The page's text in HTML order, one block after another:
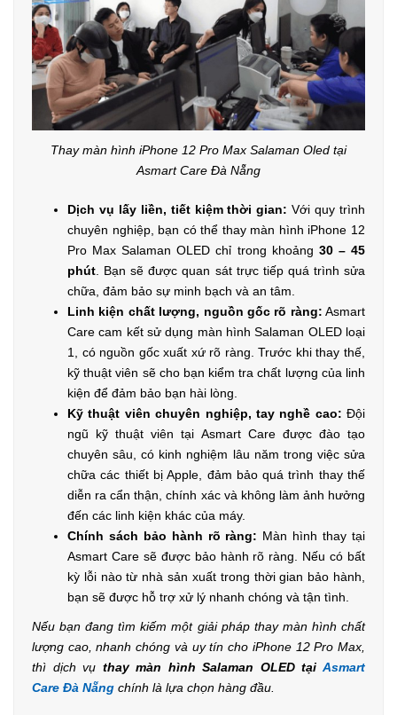
Thay màn hình iPhone 12 Pro Max Salaman Oled tại
Asmart Care Đà Nẵng
Dịch vụ lấy liền, tiết kiệm thời gian: Với quy trình
chuyên nghiệp, bạn có thể thay màn hình iPhone 12
Pro Max Salaman OLED chỉ trong khoảng 30 – 45
phút. Bạn sẽ được quan sát trực tiếp quá trình sửa
chữa, đảm bảo sự minh bạch và an tâm.
Linh kiện chất lượng, nguồn gốc rõ ràng: Asmart
Care cam kết sử dụng màn hình Salaman OLED loại
1, có nguồn gốc xuất xứ rõ ràng. Trước khi thay thế,
kỹ thuật viên sẽ cho bạn kiểm tra chất lượng của linh
kiện để đảm bảo bạn hài lòng.
Kỹ thuật viên chuyên nghiệp, tay nghề cao: Đội
ngũ kỹ thuật viên tại Asmart Care được đào tạo
chuyên sâu, có kinh nghiệm lâu năm trong việc sửa
chữa các thiết bị Apple, đảm bảo quá trình thay thế
diễn ra cẩn thận, chính xác và không làm ảnh hưởng
đến các linh kiện khác của máy.
Chính sách bảo hành rõ ràng: Màn hình thay tại
Asmart Care sẽ được bảo hành rõ ràng. Nếu có bất
kỳ lỗi nào từ nhà sản xuất trong thời gian bảo hành,
bạn sẽ được hỗ trợ xử lý nhanh chóng và tận tình.
Nếu bạn đang tìm kiếm một giải pháp thay màn hình chất
lượng cao, nhanh chóng và uy tín cho iPhone 12 Pro Max,
thì dịch vụ thay màn hình Salaman OLED tạiAsmart
Care Đà Nẵng chính là lựa chọn hàng đầu.